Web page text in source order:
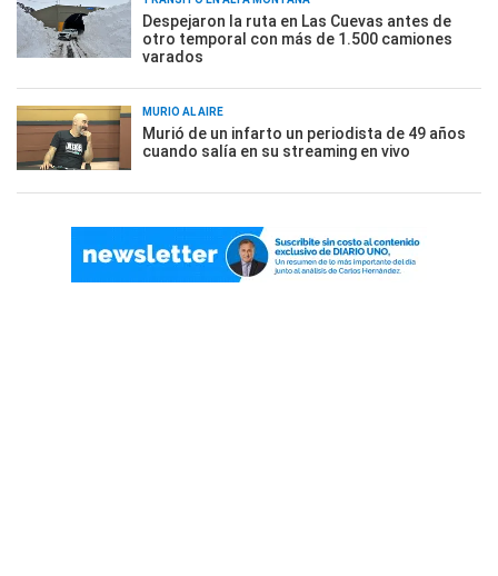
Despejaron la ruta en Las Cuevas antes de
otro temporal con más de 1.500 camiones
varados
MURIÓ AL AIRE
Murió de un infarto un periodista de 49 años
cuando salía en su streaming en vivo